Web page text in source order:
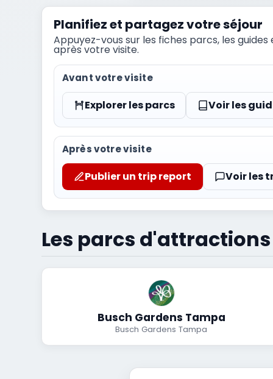
Planifiez et partagez votre séjour
Appuyez-vous sur les fiches parcs, les
après votre visite.
Avant votre visite
Explorer les parcs Voir les
Après votre visite
Publier un trip report Voir les
Les parcs
Busch Gardens Tampa
Busch Gardens Tampa